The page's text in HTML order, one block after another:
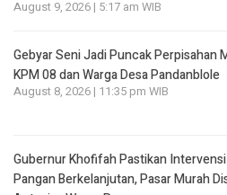
August 9, 2026 | 5:17 am WIB
Gebyar Seni Jadi Puncak Perpisahan
KPM 08 dan Warga Desa Pandanblole
August 8, 2026 | 11:35 pm WIB
Gubernur Khofifah Pastikan
Pangan Berkelanjutan, Pasar Murah